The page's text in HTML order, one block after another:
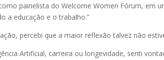
painelista do Welcome Women Fórum, em
a educação e o trabalho.”
percebi que a maior reflexão talvez não
Artificial, carreira ou longevidade, senti